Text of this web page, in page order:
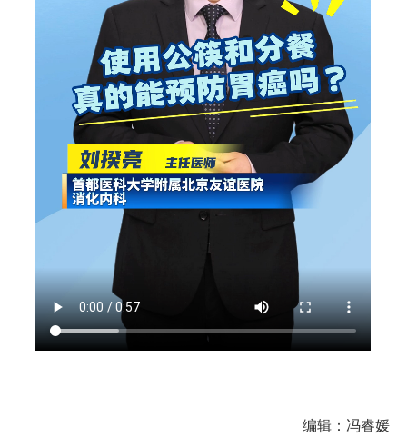
编辑：冯睿媛